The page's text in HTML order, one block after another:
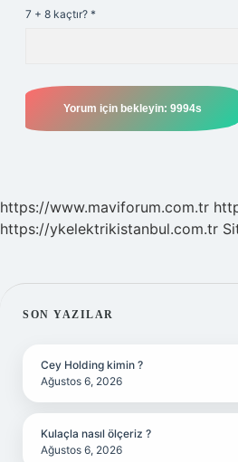
7 + 8 kaçtır? *
https://www.maviforum.com.tr
https://ykelektrikistanbul.com.tr
SIDEBAR
SON YAZILAR
Cey Holding kimin ?
Ağustos 6, 2026
Kulaçla nasıl ölçeriz ?
Ağustos 6, 2026